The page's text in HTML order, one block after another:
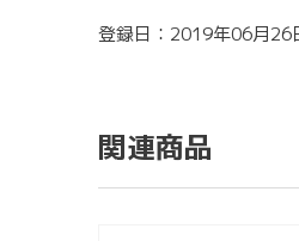
登録日：2019年06月26
関連商品